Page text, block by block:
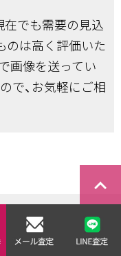
在でも需要の見込
のは高く評価いた
画像を送ってい
で、お気軽にご相
keyboard_arrow_right